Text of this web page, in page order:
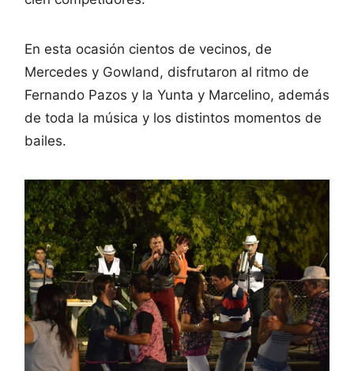
En esta ocasión cientos de vecinos, de
Mercedes y Gowland, disfrutaron al ritmo de
Fernando Pazos y la Yunta y Marcelino, además
de toda la música y los distintos momentos de
bailes.